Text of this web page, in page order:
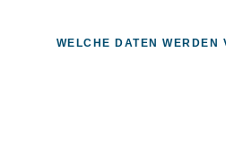
WELCHE DATEN WERDEN